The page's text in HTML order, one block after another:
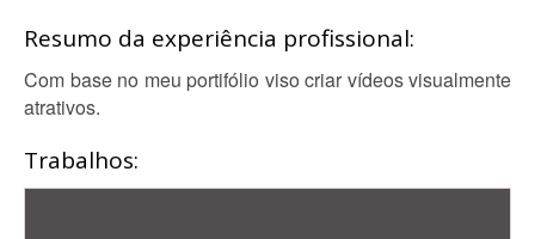
Resumo da experiência profissional:
Com base no meu portifólio viso criar vídeos visualmente
atrativos.
Trabalhos: